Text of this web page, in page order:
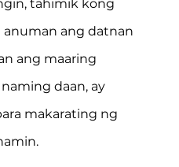
tahimik kong
anuman ang datnan
ang maaring
daan, ay
makarating ng